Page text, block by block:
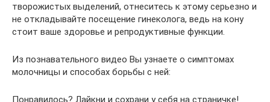
творожистых выделений, отнеситесь к этому серьезно и
не откладывайте посещение гинеколога, ведь на кону
стоит ваше здоровье и репродуктивные функции.
Из познавательного видео Вы узнаете о симптомах
молочницы и способах борьбы с ней:
Понравилось? Лайкни и сохрани у себя на страничке!